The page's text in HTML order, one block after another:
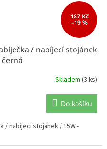
187 Kč
–19 %
/ nabíjecí stojánek
Skladem (3 ks)
Do košíku
/ nabíjecí stojánek / 15W -